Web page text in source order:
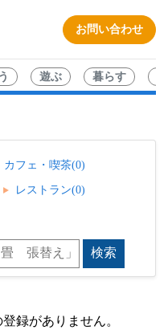
お問い合わせ
遊ぶ 暮らす
カフェ・喫茶(0)
レストラン(0)
録がありません。